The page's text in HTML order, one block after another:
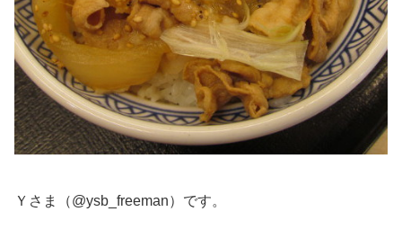
Ｙさま（@ysb_freeman）です。